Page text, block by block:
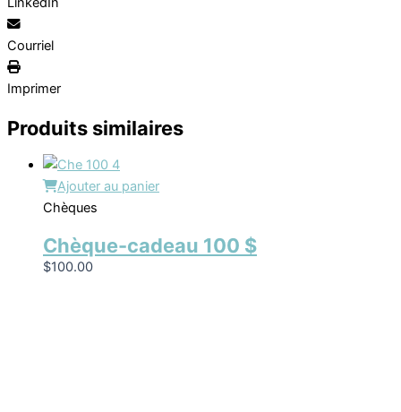
Courriel
Imprimer
Produits similaires
Ajouter au panier
Chèques
Chèque-cadeau 100 $
$100.00